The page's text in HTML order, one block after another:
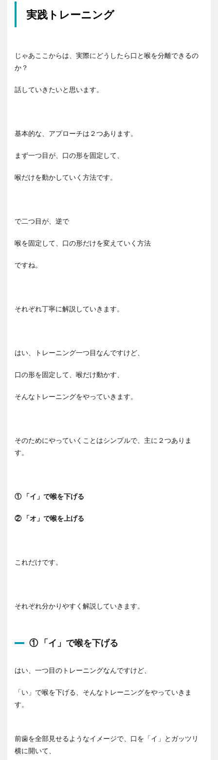
実践トレーニング
じゃあここからは、実際にどうしたら口と喉を分離できるの
か？
話していきたいと思います。
基本的な、アプローチは２つあります。
まず一つ目が、口の形を固定して、
喉だけを動かしていく方法です。
で二つ目が、逆で
喉を固定して、口の形だけを変えていく方法
ですね。
それぞれ丁寧に解説していきます。
はい、トレーニング一つ目なんですけど、
口の形を固定して、喉だけ動かす、
そんなトレーニングをやっていきます。
そのためにやっていくことはシンプルで、主に２つありま
す。
① 「イ」で喉を下げる
② 「オ」で喉を上げる
これだけです。
それぞれ分かりやすく解説していきます。
① 「イ」で喉を下げる
はい、一つ目のトレーニングなんですけど、
「い」で喉を下げる、そんなトレーニングをやっていきま
す。
前歯を全部見せるようなイメージで、口を「イ」とガッツリ
横に開いて、